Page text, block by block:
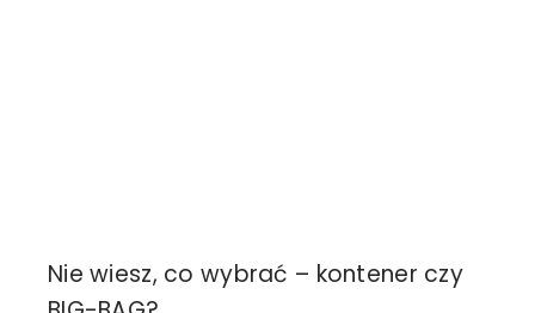
Nie wiesz, co wybrać – kontener czy